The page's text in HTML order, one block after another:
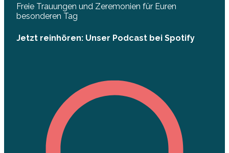
Freie Trauungen und Zeremonien für Euren
besonderen Tag
Jetzt reinhören: Unser Podcast bei Spotify